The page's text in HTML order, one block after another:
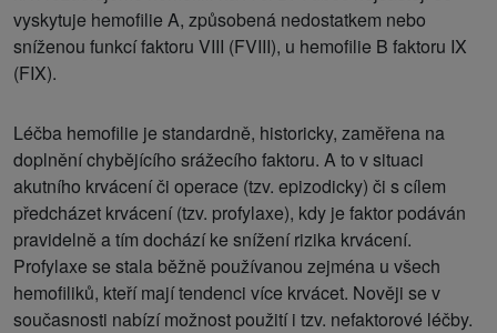
vyskytuje hemofilie A, způsobená nedostatkem nebo
sníženou funkcí faktoru VIII (FVIII), u hemofilie B faktoru IX
(FIX).
Léčba hemofilie je standardně, historicky, zaměřena na
doplnění chybějícího srážecího faktoru. A to v situaci
akutního krvácení či operace (tzv. epizodicky) či s cílem
předcházet krvácení (tzv. profylaxe), kdy je faktor podáván
pravidelně a tím dochází ke snížení rizika krvácení.
Profylaxe se stala běžně používanou zejména u všech
hemofiliků, kteří mají tendenci více krvácet. Nověji se v
současnosti nabízí možnost použití i tzv. nefaktorové léčby.